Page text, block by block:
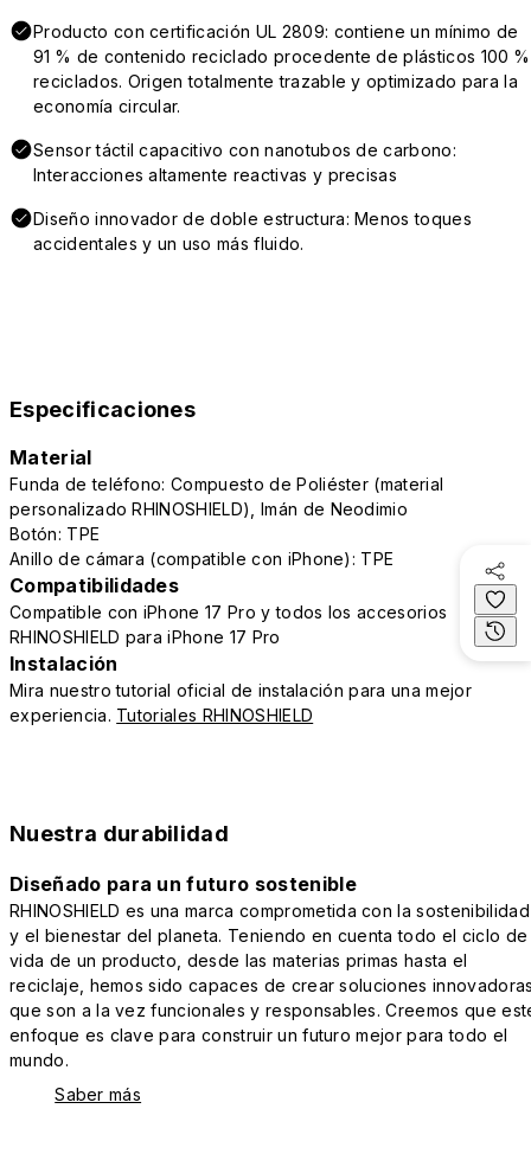
Producto con certificación UL 2809: contiene un mínimo de
91 % de contenido reciclado procedente de plásticos 100 %
reciclados. Origen totalmente trazable y optimizado para la
economía circular.
Sensor táctil capacitivo con nanotubos de carbono:
Interacciones altamente reactivas y precisas
Diseño innovador de doble estructura: Menos toques
accidentales y un uso más fluido.
Especificaciones
Material
Funda de teléfono: Compuesto de Poliéster (material
personalizado RHINOSHIELD), Imán de Neodimio
Botón: TPE
Anillo de cámara (compatible con iPhone): TPE
Compatibilidades
Compatible con iPhone 17 Pro y todos los accesorios
RHINOSHIELD para iPhone 17 Pro
Instalación
Mira nuestro tutorial oficial de instalación para una mejor
experiencia. Tutoriales RHINOSHIELD
Nuestra durabilidad
Diseñado para un futuro sostenible
RHINOSHIELD es una marca comprometida con la sostenibilidad
y el bienestar del planeta. Teniendo en cuenta todo el ciclo de
vida de un producto, desde las materias primas hasta el
reciclaje, hemos sido capaces de crear soluciones
que son a la vez funcionales y responsables. Creemos que
enfoque es clave para construir un futuro mejor para todo el
mundo.
Saber más